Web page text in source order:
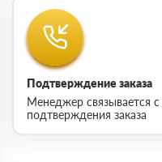
Подтверждение заказа
Менеджер связывается
подтверждения заказа